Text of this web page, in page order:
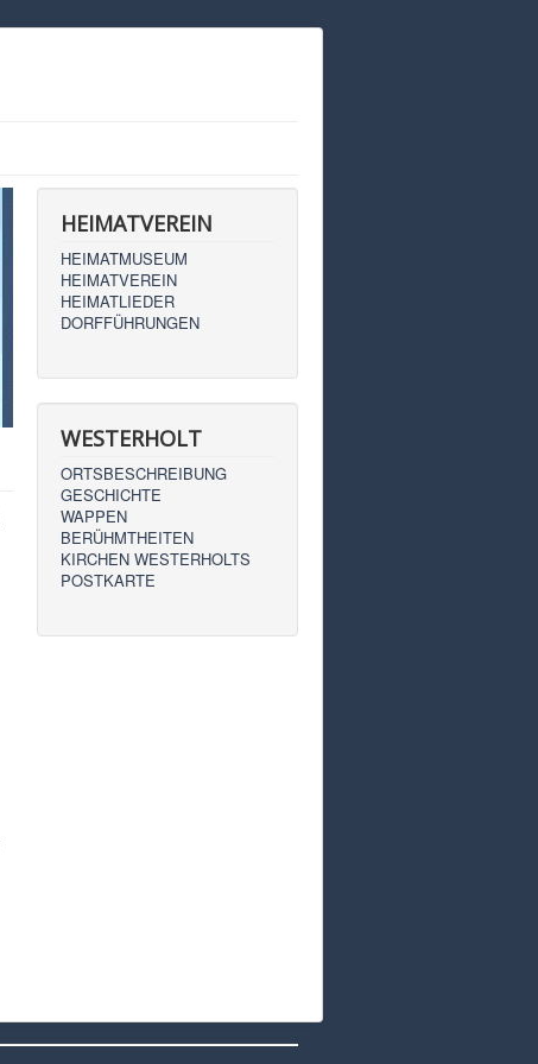
HEIMATVEREIN
HEIMATMUSEUM
HEIMATVEREIN
HEIMATLIEDER
DORFFÜHRUNGEN
WESTERHOLT
ORTSBESCHREIBUNG
GESCHICHTE
WAPPEN
BERÜHMTHEITEN
KIRCHEN WESTERHOLTS
POSTKARTE